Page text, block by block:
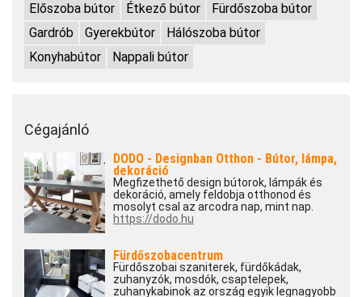
Előszoba bútor
Étkező bútor
Fürdőszoba bútor
Gardrób
Gyerekbútor
Hálószoba bútor
Konyhabútor
Nappali bútor
Cégajánló
DODO - Designban Otthon - Bútor, lámpa,
dekoráció
Megfizethető design bútorok, lámpák és
dekoráció, amely feldobja otthonod és
mosolyt csal az arcodra nap, mint nap.
https://dodo.hu
Fürdőszobacentrum
Fürdőszobai szaniterek, fürdőkádak,
zuhanyzók, mosdók, csaptelepek,
zuhanykabinok az ország egyik legnagyobb